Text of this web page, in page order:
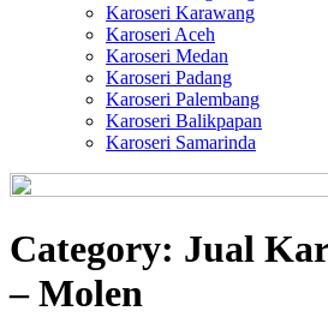
Karoseri Karawang
Karoseri Aceh
Karoseri Medan
Karoseri Padang
Karoseri Palembang
Karoseri Balikpapan
Karoseri Samarinda
Category: Jual
– Molen